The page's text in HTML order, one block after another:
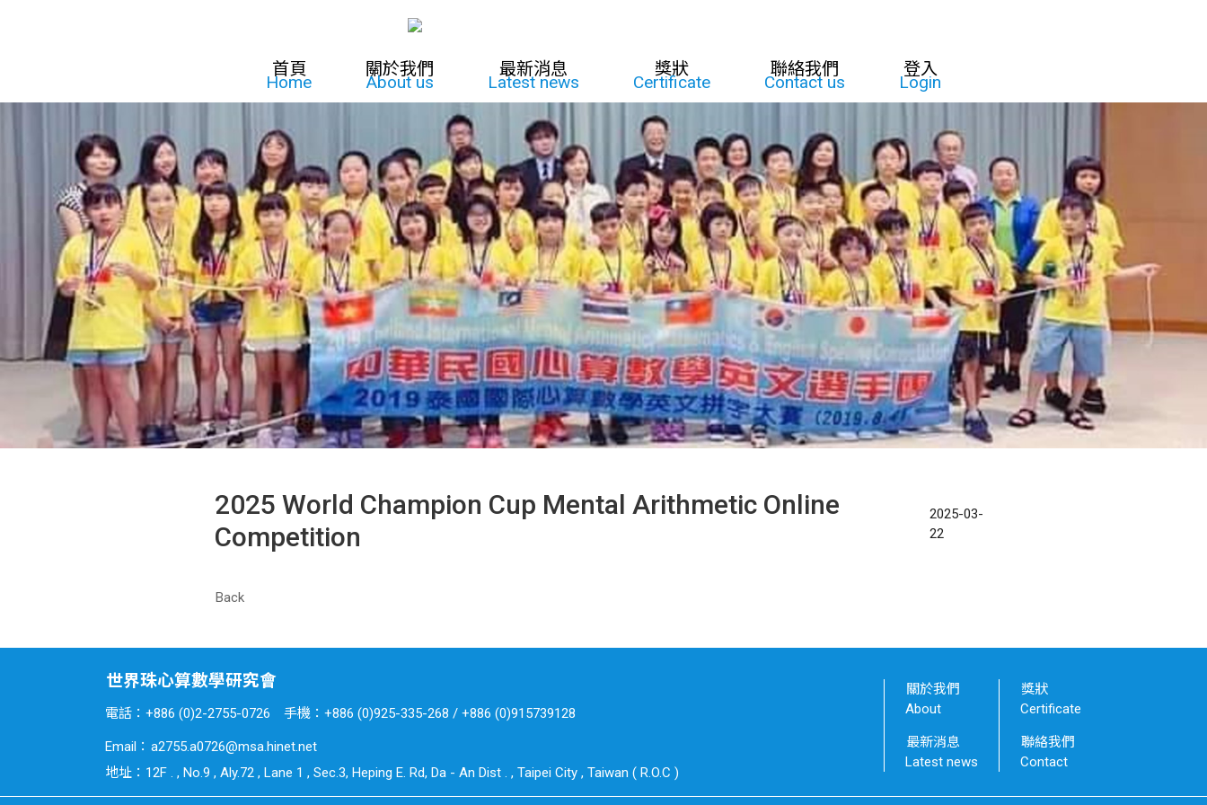
首頁
Home
關於我們
About us
最新消息
Latest news
獎狀
Certificate
聯絡我們
Contact us
登入
Login
2025 World Champion Cup Mental Arithmetic Online
Competition
2025-03-
22
Back
世界珠心算數學研究會
電話： +886 (0)2-2755-0726 手機： +886 (0)925-335-268 / +886 (0)915739128
Email： a2755.a0726@msa.hinet.net
地址： 12F . , No.9 , Aly.72 , Lane 1 , Sec.3, Heping E. Rd, Da - An Dist . , Taipei City , Taiwan ( R.O.C )
關於我們
About
最新消息
Latest news
獎狀
Certificate
聯絡我們
Contact